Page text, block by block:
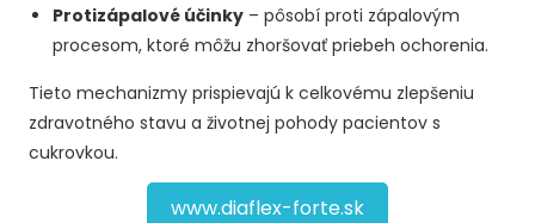
Protizápalové účinky – pôsobí proti zápalovým
procesom, ktoré môžu zhoršovať priebeh ochorenia.
Tieto mechanizmy prispievajú k celkovému zlepšeniu
zdravotného stavu a životnej pohody pacientov s
cukrovkou.
www.diaflex-forte.sk